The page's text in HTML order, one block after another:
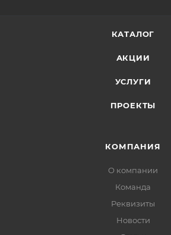
КАТАЛОГ
АКЦИИ
УСЛУГИ
ПРОЕКТЫ
КОМПАНИЯ
О компании
Команда
Реквизиты
Новости